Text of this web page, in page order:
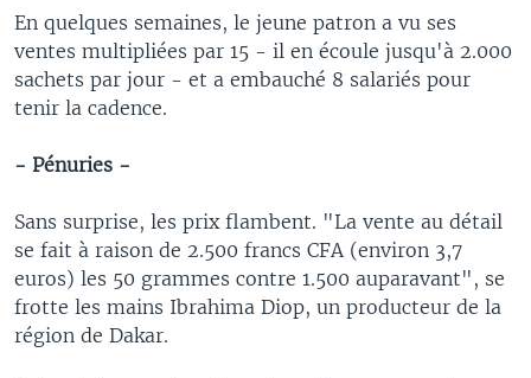
En quelques semaines, le jeune patron a vu ses
ventes multipliées par 15 - il en écoule jusqu'à 2.000
sachets par jour - et a embauché 8 salariés pour
tenir la cadence.
- Pénuries -
Sans surprise, les prix flambent. "La vente au détail
se fait à raison de 2.500 francs CFA (environ 3,7
euros) les 50 grammes contre 1.500 auparavant", se
frotte les mains Ibrahima Diop, un producteur de la
région de Dakar.